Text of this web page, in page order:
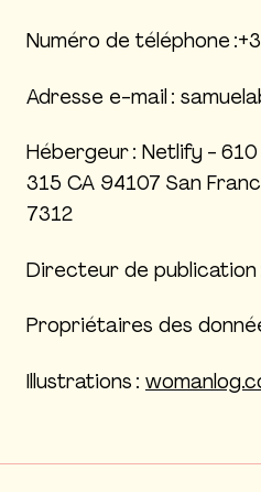
Numéro de téléphone
Adresse e-mail :
Hébergeur : Netlify -
315 CA 94107 San
7312
Directeur de publication
Propriétaires des
Illustrations :